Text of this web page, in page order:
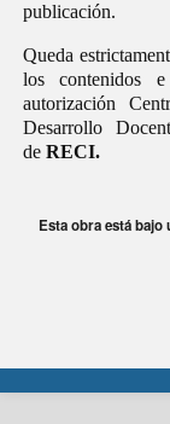
publicación.
Queda
los contenidos
autorización
Desarrollo
de RECI.
Esta obra está bajo